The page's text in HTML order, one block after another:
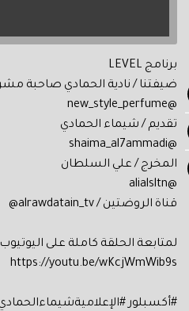
برنامج LEVEL
ضيفتنا / نادية الحمادي صاحبة
@new_style_perfume
تقديم / شيماء الحمادي
@shaima_al7ammadi
المخرج / علي السلطان
@alialsltn
قناة الروضتين / alrawdatain_tv@
لمتابعة الحلقة كاملة على اليوتيوب
https://youtu.be/wKcjWmWib9s
#أكسبلور